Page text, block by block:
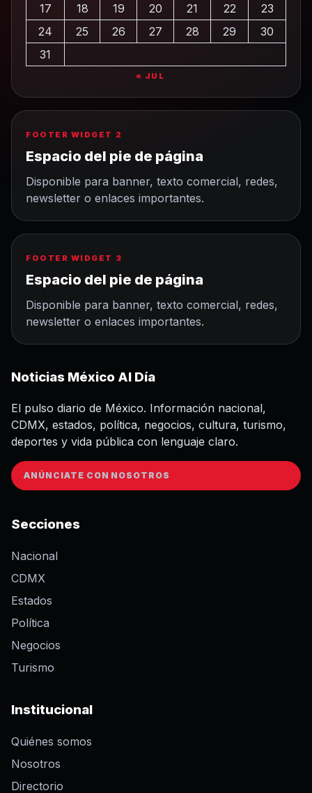
17
18 19 20 21 22
23
24
25 26 27 28 29
30
31
« JUL
FOOTER WIDGET 2
Espacio del pie de página
Disponible para banner, texto comercial, redes,
newsletter o enlaces importantes.
FOOTER WIDGET 3
Espacio del pie de página
Disponible para banner, texto comercial, redes,
newsletter o enlaces importantes.
Noticias México Al Día
El pulso diario de México. Información nacional,
CDMX, estados, política, negocios, cultura, turismo,
deportes y vida pública con lenguaje claro.
ANÚNCIATE CON NOSOTROS
Secciones
Nacional
CDMX
Estados
Política
Negocios
Turismo
Institucional
Quiénes somos
Nosotros
Directorio